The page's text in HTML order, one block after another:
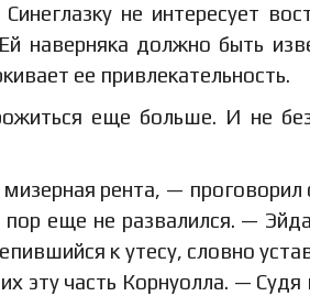
не интересует
наверняка должно быть
ее привлекательность.
еще больше. И не
рента, — проговорил
еще не развалился. —
к утесу, словно
эту часть Корнуолла. —